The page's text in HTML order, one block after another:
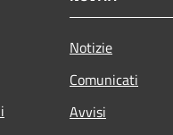
Notizie
Comunicati
Avvisi